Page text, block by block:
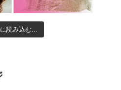
読み込む...